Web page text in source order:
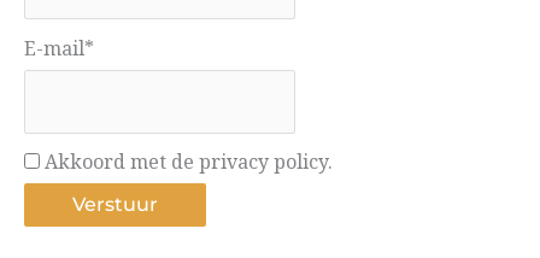
E-mail*
Akkoord met de privacy policy.